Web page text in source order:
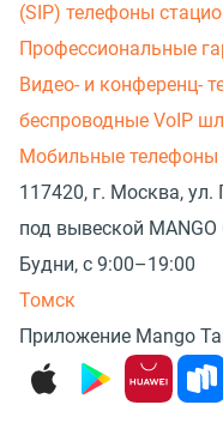
(SIP) телефоны
Профессиональные
Видео- и конференц-
беспроводные VoIP
Мобильные телефоны
117420, г. Москва,
под вывеской MANGO
Будни, с 9:00–19:00
Томск
Приложение Mango